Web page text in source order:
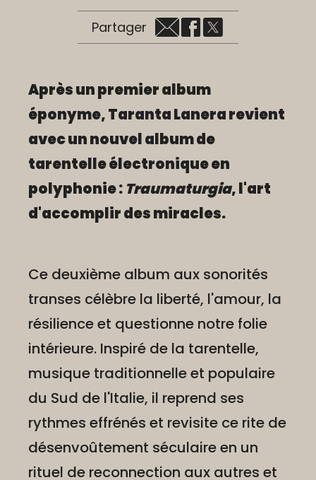
Partager
Après un premier album
éponyme, Taranta Lanera revient
avec un nouvel album de
tarentelle électronique en
polyphonie : Traumaturgia, l'art
d'accomplir des miracles.
Ce deuxième album aux sonorités
transes célèbre la liberté, l'amour, la
résilience et questionne notre folie
intérieure. Inspiré de la tarentelle,
musique traditionnelle et populaire
du Sud de l'Italie, il reprend ses
rythmes effrénés et revisite ce rite de
désenvoûtement séculaire en un
rituel de reconnection aux autres et